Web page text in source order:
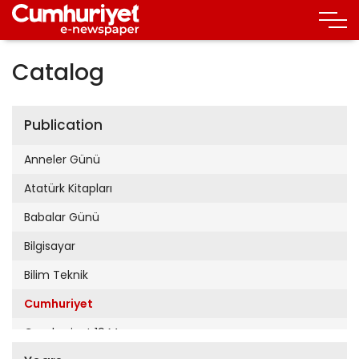
Catalog
Publication
Anneler Günü
Atatürk Kitapları
Babalar Günü
Bilgisayar
Bilim Teknik
Cumhuriyet
Cumhuriyet 19 Mayıs